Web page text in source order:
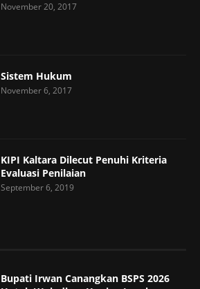
November 20, 2017
Sistem Hukum
November 6, 2017
KIPI Kaltara Dilecut Penuhi Kriteria
Evaluasi Penilaian
September 6, 2019
Bupati Irwan Canangkan BSPS 2026